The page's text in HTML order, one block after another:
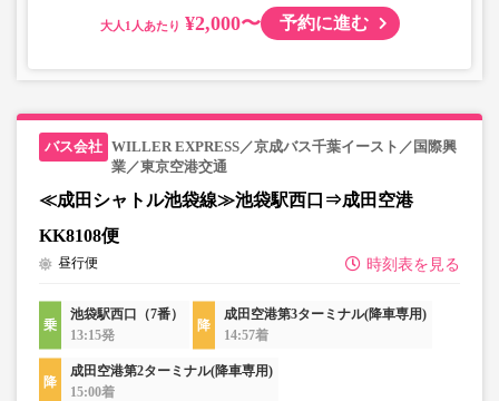
大人 ¥2,000〜 予約に進む
WILLER EXPRESS／京成バス千葉イースト／国際興
業／東京空港交通
≪成田シャトル池袋線≫池袋駅西口⇒成田空港
KK8108便
時刻表を見る
昼行便
池袋駅西口（7番）
13:15発
成田空港第3ターミナル(降車専用)
14:57着
成田空港第2ターミナル(降車専用)
15:00着